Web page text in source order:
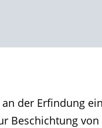
der Erfindung
Beschichtung von